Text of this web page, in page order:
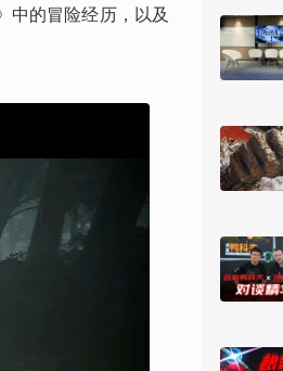
中的冒险经历，以及